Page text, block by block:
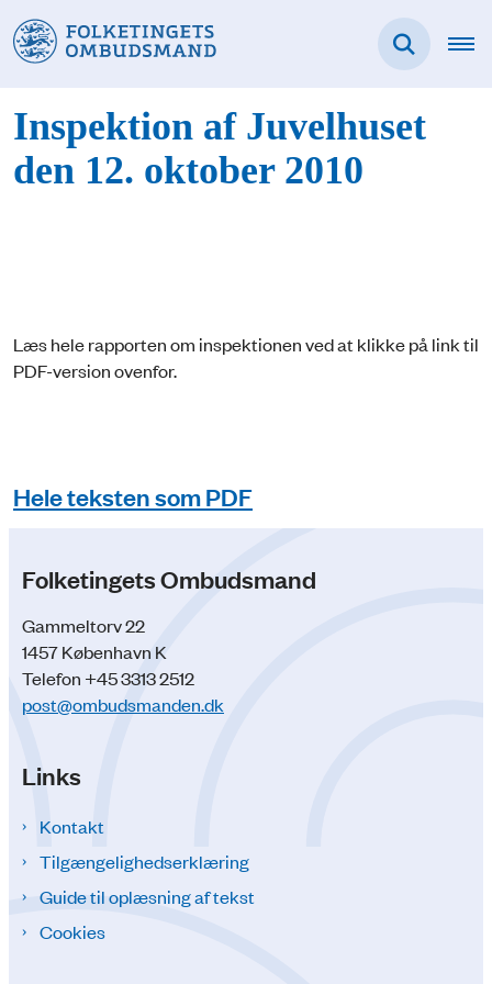
Inspektion af Juvelhuset
den 12. oktober 2010
Læs hele rapporten om inspektionen ved at klikke på link til
PDF-version ovenfor.
Hele teksten som PDF
Folketingets Ombudsmand
Gammeltorv 22
1457 København K
Telefon +45 3313 2512
post@ombudsmanden.dk
Links
Kontakt
Tilgængelighedserklæring
Guide til oplæsning af tekst
Cookies